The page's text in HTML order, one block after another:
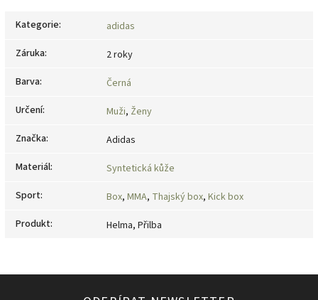
Kategorie:
adidas
Záruka:
2 roky
Barva:
Černá
Určení: Muži, Ženy
Značka:
Adidas
Materiál:
Syntetická kůže
Sport: Box, MMA, Thajský box, Kick box
Produkt: Helma, Přilba